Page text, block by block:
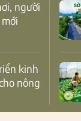
nông